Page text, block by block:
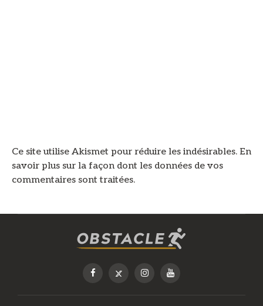
Ce site utilise Akismet pour réduire les indésirables. En
savoir plus sur la façon dont les données de vos
commentaires sont traitées.